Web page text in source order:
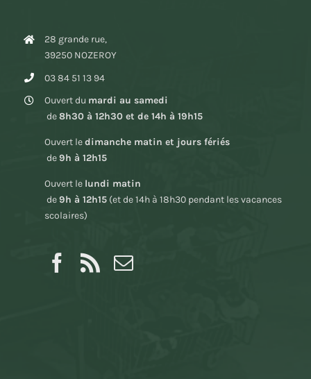
28 grande rue,
39250 NOZEROY
03 84 51 13 94
Ouvert du mardi au samedi
de8h30 à 12h30 et de 14h à 19h15
Ouvert ledimanche matin et jours fériés
de9h à 12h15
Ouvert le lundi matin
de9h à 12h15(et de 14h à 18h30 pendant les vacances
scolaires)